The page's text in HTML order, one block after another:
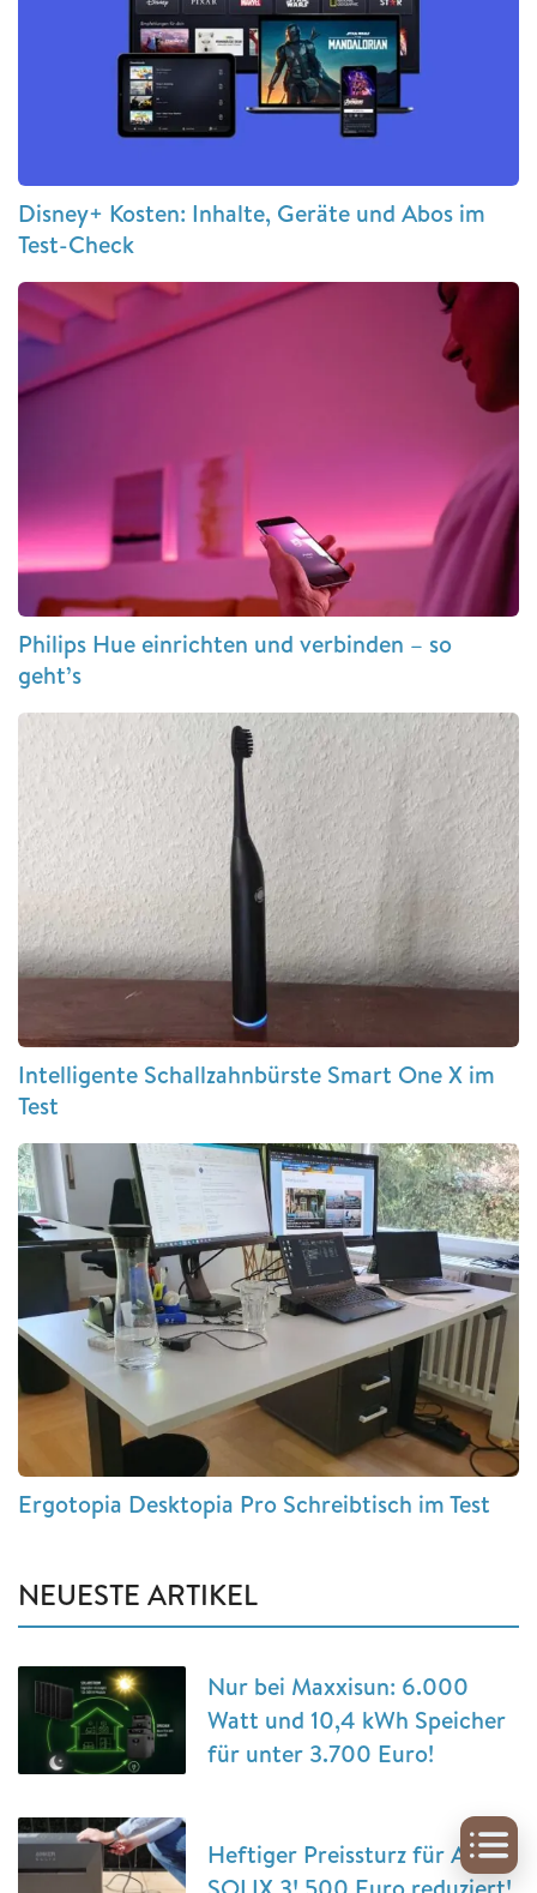
Disney+ Kosten: Inhalte, Geräte und Abos im
Test-Check
Philips Hue einrichten und verbinden – so
geht’s
Intelligente Schallzahnbürste Smart One X im
Test
Ergotopia Desktopia Pro Schreibtisch im Test
NEUESTE ARTIKEL
Nur bei Maxxisun: 6.000
Watt und 10,4 kWh Speicher
für unter 3.700 Euro!
Heftiger Preissturz für Anker